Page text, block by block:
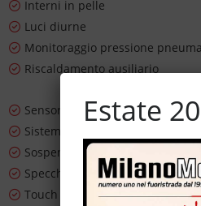
Interni in pelle
Luci diurne
Monitoraggio pressione
Riscaldamento ausiliario
Sensore di pioggia
Sistema di navigazione
Sospensioni pneumatiche
Specchietti laterali elettrici
Touch screen
Estate